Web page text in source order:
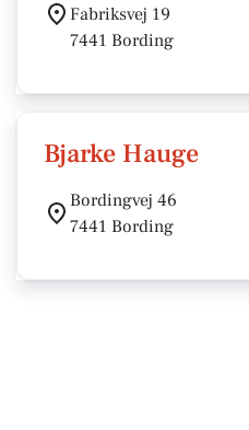
Fabriksvej 19
7441 Bording
Bjarke Hauge
Bordingvej 46
7441 Bording